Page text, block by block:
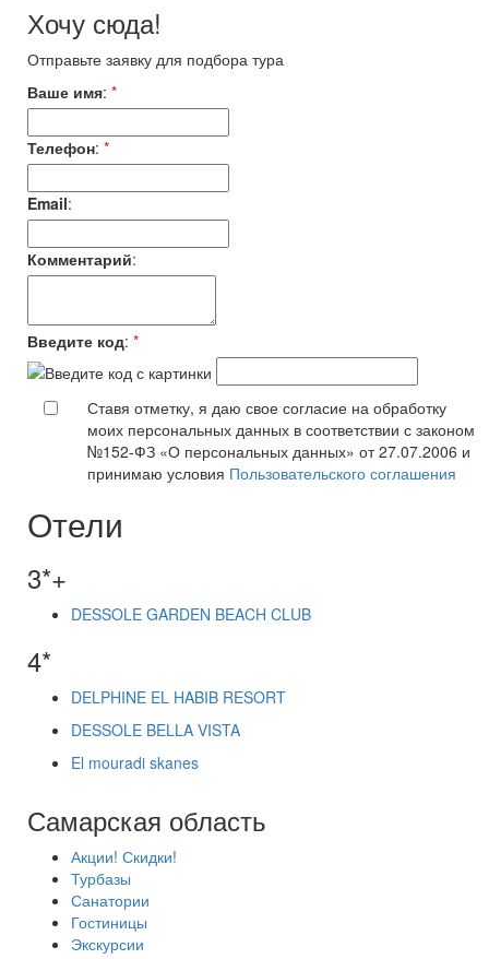
Хочу сюда!
Отправьте заявку для подбора тура
Ваше имя: *
Телефон: *
Email:
Комментарий:
Введите код: *
Ставя отметку, я даю свое согласие на обработку
моих персональных данных в соответствии с законом
№152-ФЗ «О персональных данных» от 27.07.2006 и
принимаю условия Пользовательского соглашения
Отели
3*+
DESSOLE GARDEN BEACH CLUB
4*
DELPHINE EL HABIB RESORT
DESSOLE BELLA VISTA
El mouradi skanes
Самарская область
Акции! Скидки!
Турбазы
Санатории
Гостиницы
Экскурсии